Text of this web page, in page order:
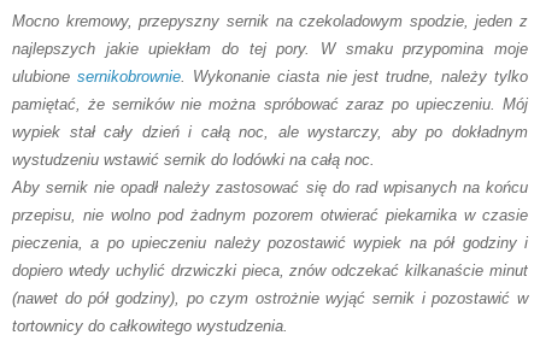
Mocno kremowy, przepyszny sernik na czekoladowym spodzie, jeden z
najlepszych jakie upiekłam do tej pory.
W smaku przypomina moje
ulubione sernikobrownie. Wykonanie ciasta nie jesttrudne, należy tylko
pamiętać, że serników nie można spróbować zaraz po upieczeniu. Mój
wypiek stał cały dzień i całą noc, ale wystarczy, aby po dokładnym
wystudzeniu wstawić sernik do lodówki na całą noc.
Aby serniknie opadł należy zastosować się do rad wpisanych na końcu
przepisu, nie wolno pod żadnym pozorem otwierać piekarnika w czasie
pieczenia, a po upieczeniu należy pozostawić wypiek na pół godzinyi
dopiero wtedy uchylić drzwiczki pieca, znów odczekaćkilkanaście minut
(nawet do pół godziny), po czym ostrożnie wyjąćsernik i pozostawić w
tortownicy do całkowitego wystudzenia.